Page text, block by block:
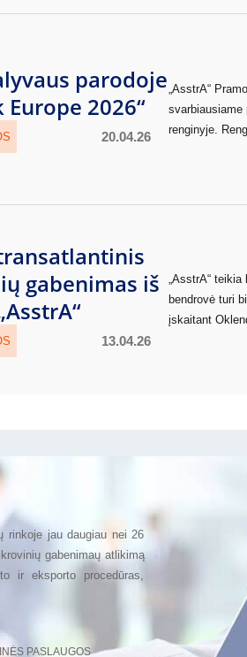
parodoje
2026“
20.04.26
„AsstrA“
svarbiausiame
renginyje.
gabenimas iš
13.04.26
„AsstrA“
bendrovė turi
įskaitant
rinkoje jau daugiau nei 26
gabenimaų atlikimą
ir eksporto procedūras,
PASLAUGOS